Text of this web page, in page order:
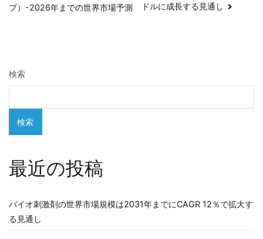
ナ
ー
シ
ョ
ン
プ）-2026年までの世界市場予測
ドルに成長する見通し
検索
検索
最近の投稿
バイオ刺激剤の世界市場規模は2031年までにCAGR 12％で拡大す
る見通し